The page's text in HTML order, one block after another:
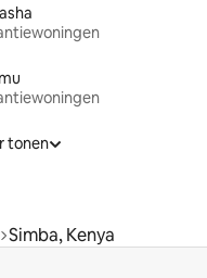
tonen
Simba, Kenya